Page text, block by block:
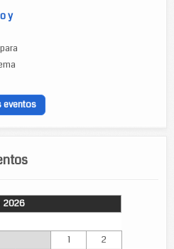
y
eventos
2026
1
2